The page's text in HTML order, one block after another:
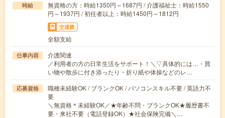
時給
無資格の方：時給1350円～1687円 / 介護福祉士：時給1550
円～1937円 / 初任者以上：時給1450円～1812円
交通費
全額支給
仕事内容
介護関連
／利用者の方の日常生活をサポート！＼▽具体的には…・買
い物や散歩に付き添ったり・折り紙や体操などのレ…
応募資格
職種未経験OK / ブランクOK / パソコンスキル不要 / 英語力不
要
＼無資格＊未経験OK／★年齢不問・ブランクOK★履歴書不
要・来社不要（電話登録OK）★社会保険完備＼…